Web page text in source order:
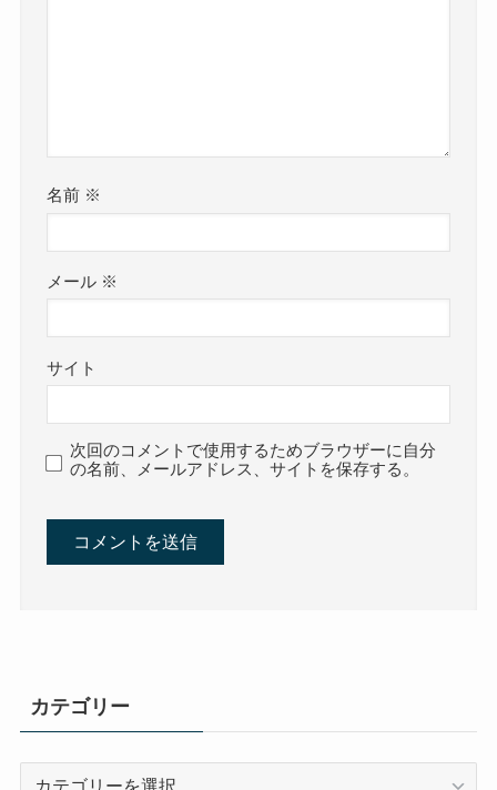
名前 ※
メール ※
サイト
次回のコメントで使用するためブラウザーに自分
の名前、メールアドレス、サイトを保存する。
カテゴリー